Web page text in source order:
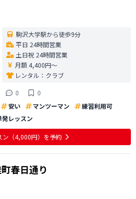
駒沢大学駅から徒歩9分
平日 24時間営業
土日祝 24時間営業
月額 4,400円〜
レンタル： クラブ
0
0
安い マンツーマン
練習利用可
発レッスン
ン （4,000円） を予約
春日通り